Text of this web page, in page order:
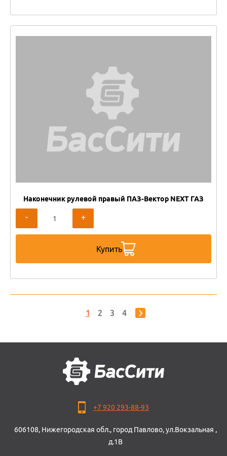
Наконечник рулевой правый ПАЗ-Вектор NEXT ГАЗ
- +
Купить
1 2 3 4
+7 920 293-88-93
606108, Нижегородская обл., город Павлово, ул.Вокзальная ,
д.1В